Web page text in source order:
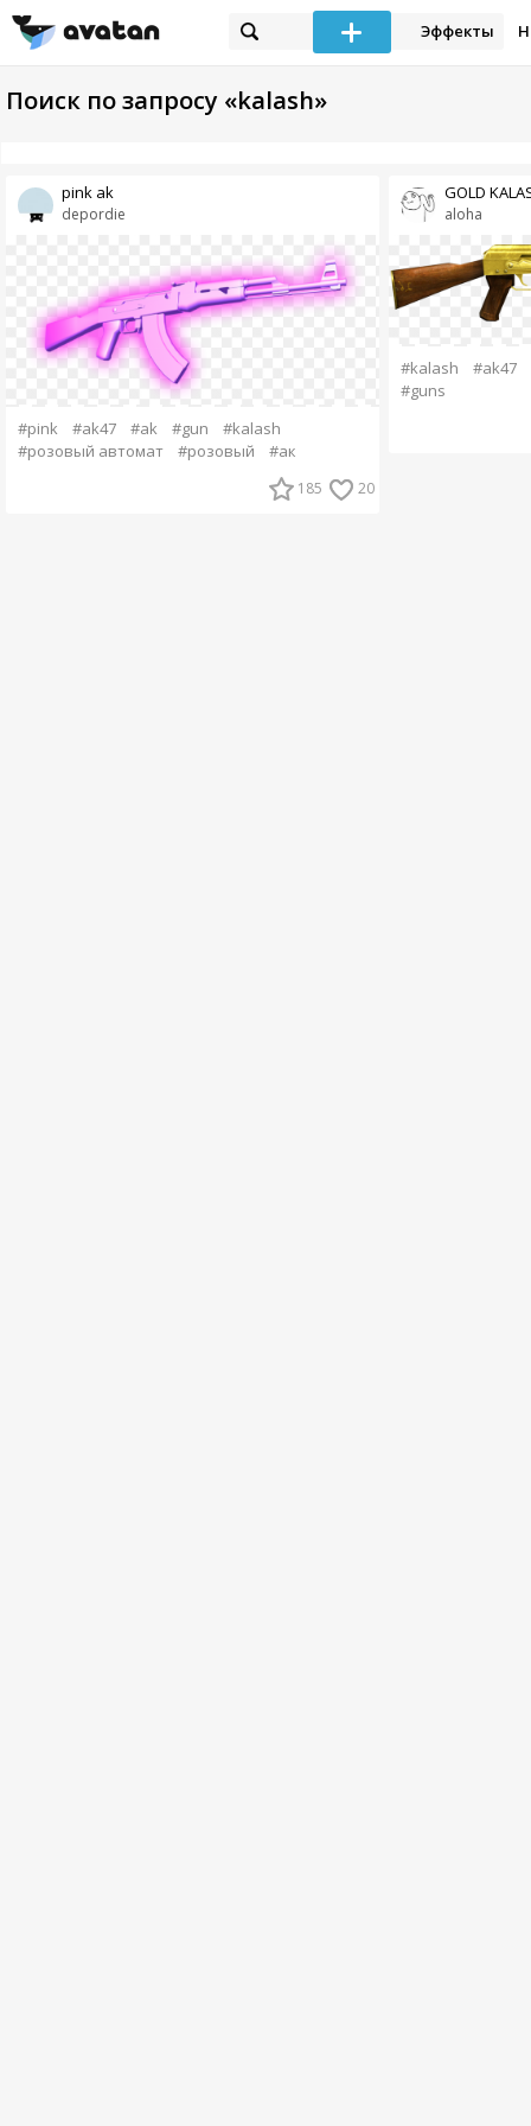
Эффекты
Поиск по запросу «kalash»
depordie
pink ak
#pink #ak47 #ak #gun
#kalash
#розовый автомат
#розовый #ак
185 20
aloha
GOLD
#kalash #ak47
#guns